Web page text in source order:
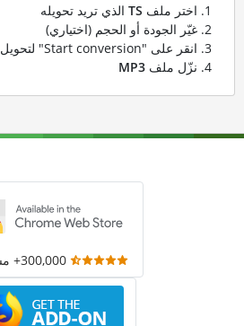
اختر ملف TSالذي تريد تحويله
غيّر الجودة أو الحجم (اختياري)
انقر على "Start conversion" لتحويل ملفك من
نزّل ملف MP3
300,000+ مستخدم